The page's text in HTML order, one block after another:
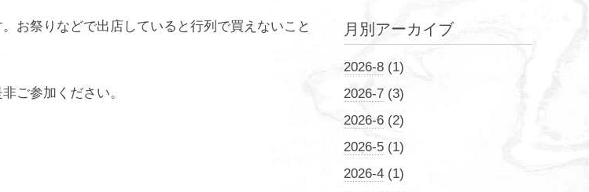
お祭りなどで出店していると行列で買えないこと
ご参加ください。
月別アーカイブ
2026-8 (1)
2026-7 (3)
2026-6 (2)
2026-5 (1)
2026-4 (1)